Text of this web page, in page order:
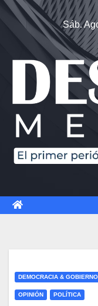
Saltar
contenido
Sáb.
DEMOCRACIA & GOBIERNO
OPINIÓN POLÍTICA